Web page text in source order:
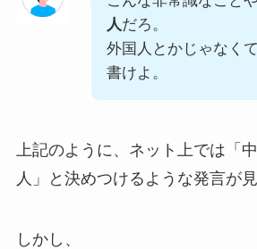
人だろ。
外国人とかじゃなく
書けよ。
上記のように、ネット上では「
人」と決めつけるような発言が
しかし、